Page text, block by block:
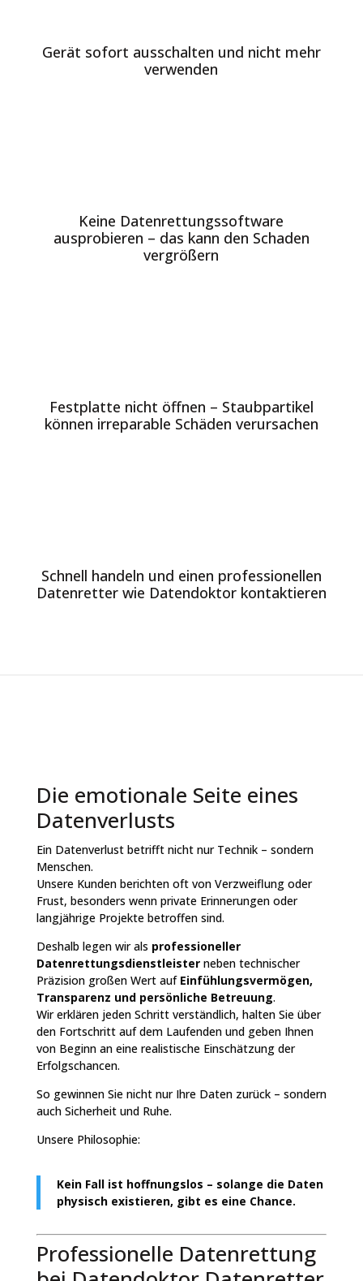
Gerät sofort ausschalten und nicht mehr
verwenden
Keine Datenrettungssoftware
ausprobieren – das kann den Schaden
vergrößern
Festplatte nicht öffnen – Staubpartikel
können irreparable Schäden verursachen
Schnell handeln und einen professionellen
Datenretter wie Datendoktor kontaktieren
Die emotionale Seite eines
Datenverlusts
Ein Datenverlust betrifft nicht nur Technik – sondern
Menschen.
Unsere Kunden berichten oft von Verzweiflung oder
Frust, besonders wenn private Erinnerungen oder
langjährige Projekte betroffen sind.
Deshalb legen wir als professioneller
Datenrettungsdienstleisterneben technischer
Präzision großen Wert auf Einfühlungsvermögen,
Transparenz und persönliche Betreuung.
Wir erklären jeden Schritt verständlich, halten Sie über
den Fortschritt auf dem Laufenden und geben Ihnen
von Beginn an eine realistische Einschätzung der
Erfolgschancen.
So gewinnen Sie nicht nur Ihre Daten zurück – sondern
auch Sicherheit und Ruhe.
Unsere Philosophie:
Kein Fall ist hoffnungslos – solange die Daten
physisch existieren, gibt es eine Chance.
Professionelle Datenrettung